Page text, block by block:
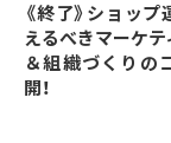
《終了》ショップ
えるべきマーケ
＆組織づくりの
開！